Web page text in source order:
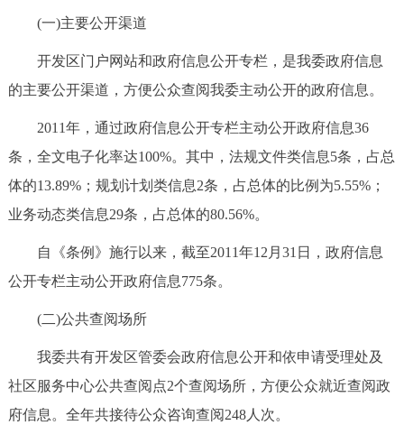
(一)主要公开渠道
开发区门户网站和政府信息公开专栏，是我委政府信息
的主要公开渠道，方便公众查阅我委主动公开的政府信息。
2011年，通过政府信息公开专栏主动公开政府信息36
条，全文电子化率达100%。其中，法规文件类信息5条，占总
体的13.89%；规划计划类信息2条，占总体的比例为5.55%；
业务动态类信息29条，占总体的80.56%。
自《条例》施行以来，截至2011年12月31日，政府信息
公开专栏主动公开政府信息775条。
(二)公共查阅场所
我委共有开发区管委会政府信息公开和依申请受理处及
社区服务中心公共查阅点2个查阅场所，方便公众就近查阅政
府信息。全年共接待公众咨询查阅248人次。